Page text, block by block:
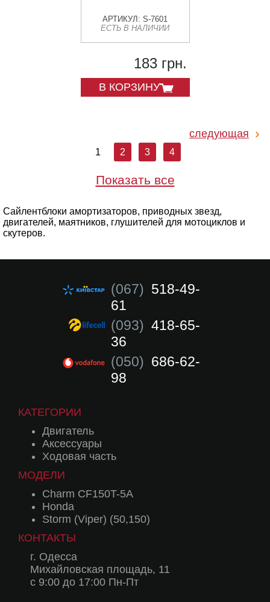
АРТИКУЛ: S-7601
ЕСТЬ В НАЛИЧИИ
183 грн.
В КОРЗИНУ
следующая
1 2 3 4
Показать все
Сайлентблоки амортизаторов, приводных звезд,
двигателей, маятников, глушителей для мотоциклов и
скутеров.
(067) 518-49-
61
(093) 418-65-
36
(050) 686-62-
98
КАТЕГОРИИ
Двигатель
Аксессуары
Ходовая часть
МОДЕЛИ
Charm CF150T-5A
Honda
Storm (Viper) (50,150)
КОНТАКТЫ
г. Одесса
Михайловская площадь, 11
с 9:00 до 17:00 Пн-Пт